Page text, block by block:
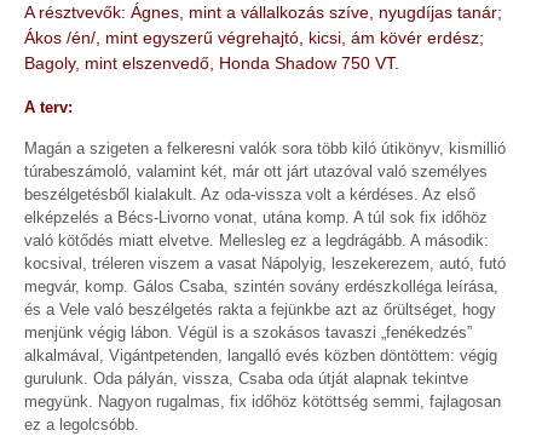
A résztvevők: Ágnes, mint a vállalkozás szíve, nyugdíjas tanár;
Ákos /én/, mint egyszerű végrehajtó, kicsi, ám kövér erdész;
Bagoly, mint elszenvedő, Honda Shadow 750 VT.
A terv:
Magán a szigeten a felkeresni valók sora több kiló útikönyv, kismillió
túrabeszámoló, valamint két, már ott járt utazóval való személyes
beszélgetésből kialakult. Az oda-vissza volt a kérdéses. Az első
elképzelés a Bécs-Livorno vonat, utána komp. A túl sok fix időhöz
való kötődés miatt elvetve. Mellesleg ez a legdrágább. A második:
kocsival, tréleren viszem a vasat Nápolyig, leszekerezem, autó, futó
megvár, komp. Gálos Csaba, szintén sovány erdészkolléga leírása,
és a Vele való beszélgetés rakta a fejünkbe azt az őrültséget, hogy
menjünk végig lábon. Végül is a szokásos tavaszi „fenékedzés”
alkalmával, Vigántpetenden, langalló evés közben döntöttem: végig
gurulunk. Oda pályán, vissza, Csaba oda útját alapnak tekintve
megyünk. Nagyon rugalmas, fix időhöz kötöttség semmi, fajlagosan
ez a legolcsóbb.